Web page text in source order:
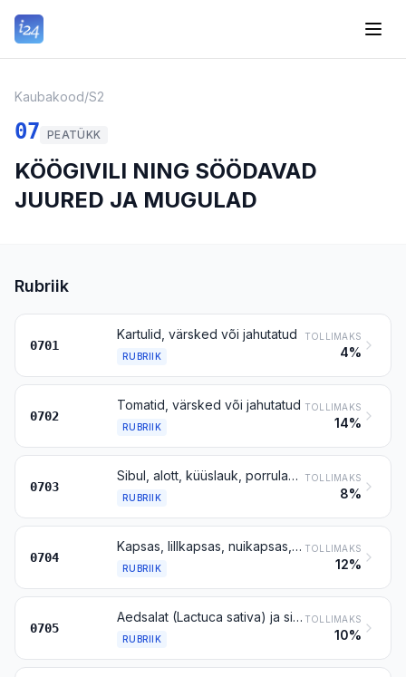
Kaubakood/S2
07 PEATÜKK
KÖÖGIVILI NING SÖÖDAVAD
JUURED JA MUGULAD
Rubriik
0701
Kartulid, värsked või jahutatud
RUBRIIK
TOLLIMAKS
4%
0702
Tomatid, värsked või jahutatud
RUBRIIK
TOLLIMAKS
14%
0703
Sibul, alott, küüslauk, porrulauk jm laugud, värsked või jahutatud
RUBRIIK
TOLLIMAKS
8%
0704
Kapsas, lillkapsas, nuikapsas, lehtkapsas ja muu söödav kapsas perekonnast Brassica, värske või jahutatud
RUBRIIK
TOLLIMAKS
12%
0705
Aedsalat (Lactuca sativa) ja sigur (Cichorium spp.), värske või jahutatud
RUBRIIK
TOLLIMAKS
10%